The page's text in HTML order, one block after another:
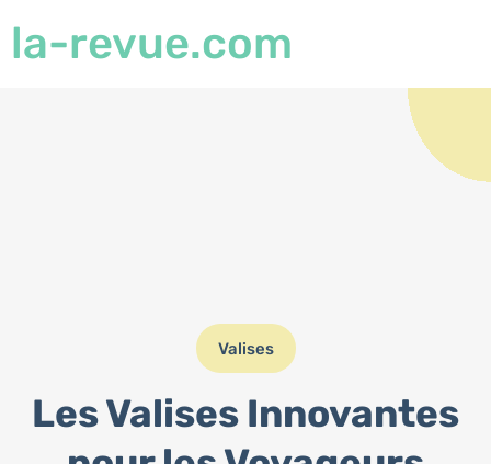
la-revue.com
Valises
Les Valises Innovantes